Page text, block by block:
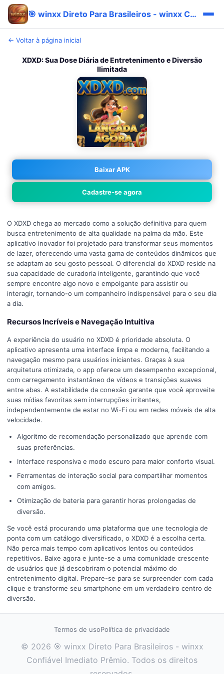
🎯 winxx Direto Para Brasileiros - winxx Confiável Imediato Prêmio
← Voltar à página inicial
XDXD: Sua Dose Diária de Entretenimento e Diversão
Ilimitada
Baixar APK
Cadastre-se agora
O XDXD chega ao mercado como a solução definitiva para quem
busca entretenimento de alta qualidade na palma da mão. Este
aplicativo inovador foi projetado para transformar seus momentos
de lazer, oferecendo uma vasta gama de conteúdos dinâmicos que
se adaptam ao seu gosto pessoal. O diferencial do XDXD reside na
sua capacidade de curadoria inteligente, garantindo que você
sempre encontre algo novo e empolgante para assistir ou
interagir, tornando-o um companheiro indispensável para o seu dia
a dia.
Recursos Incríveis e Navegação Intuitiva
A experiência do usuário no XDXD é prioridade absoluta. O
aplicativo apresenta uma interface limpa e moderna, facilitando a
navegação mesmo para usuários iniciantes. Graças à sua
arquitetura otimizada, o app oferece um desempenho excepcional,
com carregamento instantâneo de vídeos e transições suaves
entre abas. A estabilidade da conexão garante que você aproveite
suas mídias favoritas sem interrupções irritantes,
independentemente de estar no Wi-Fi ou em redes móveis de alta
velocidade.
Algoritmo de recomendação personalizado que aprende com
suas preferências.
Interface responsiva e modo escuro para maior conforto visual.
Ferramentas de interação social para compartilhar momentos
com amigos.
Otimização de bateria para garantir horas prolongadas de
diversão.
Se você está procurando uma plataforma que une tecnologia de
ponta com um catálogo diversificado, o XDXD é a escolha certa.
Não perca mais tempo com aplicativos lentos ou conteúdos
repetitivos. Baixe agora e junte-se a uma comunidade crescente
de usuários que já descobriram o potencial máximo do
entretenimento digital. Prepare-se para se surpreender com cada
clique e transforme seu smartphone em um verdadeiro centro de
diversão.
Termos de usoPolítica de privacidade
© 2026 🎯 winxx Direto Para Brasileiros - winxx
Confiável Imediato Prêmio. Todos os direitos